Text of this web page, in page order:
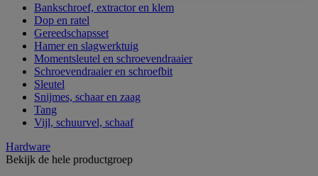
Bankschroef, extractor en klem
Dop en ratel
Gereedschapsset
Hamer en slagwerktuig
Momentsleutel en schroevendraaier
Schroevendraaier en schroefbit
Sleutel
Snijmes, schaar en zaag
Tang
Vijl, schuurvel, schaaf
Hardware
Bekijk de hele productgroep